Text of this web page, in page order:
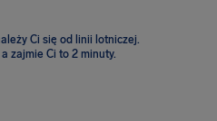
Ci się od linii lotniczej.
zajmie Ci to 2 minuty.